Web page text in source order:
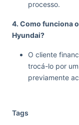
processo.
4. Como funciona
Hyundai?
O cliente
trocá-lo por
previamente
Tags